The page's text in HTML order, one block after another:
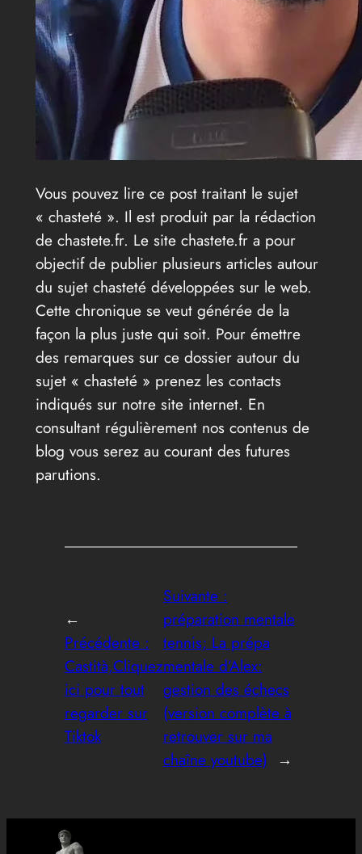
Vous pouvez lire ce post traitant le sujet
« chasteté ». Il est produit par la rédaction
de chastete.fr. Le site chastete.fr a pour
objectif de publier plusieurs articles autour
du sujet chasteté développées sur le web.
Cette chronique se veut générée de la
façon la plus juste qui soit. Pour émettre
des remarques sur ce dossier autour du
sujet « chasteté » prenez les contacts
indiqués sur notre site internet. En
consultant régulièrement nos contenus de
blog vous serez au courant des futures
parutions.
←
Précédente :
Castità,Cliquez
ici pour tout
regarder sur
Tiktok
Suivante :
préparation mentale
tennis; La prépa
mentale d’Alex:
gestion des échecs
(version complète à
retrouver sur ma
chaîne youtube) →